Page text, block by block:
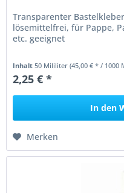
Transparenter
lösemittelfrei, für Pappe,
etc. geeignet
Inhalt50 Mililiter(45,00 € * / 1000
2,25 € *
In den
Merken